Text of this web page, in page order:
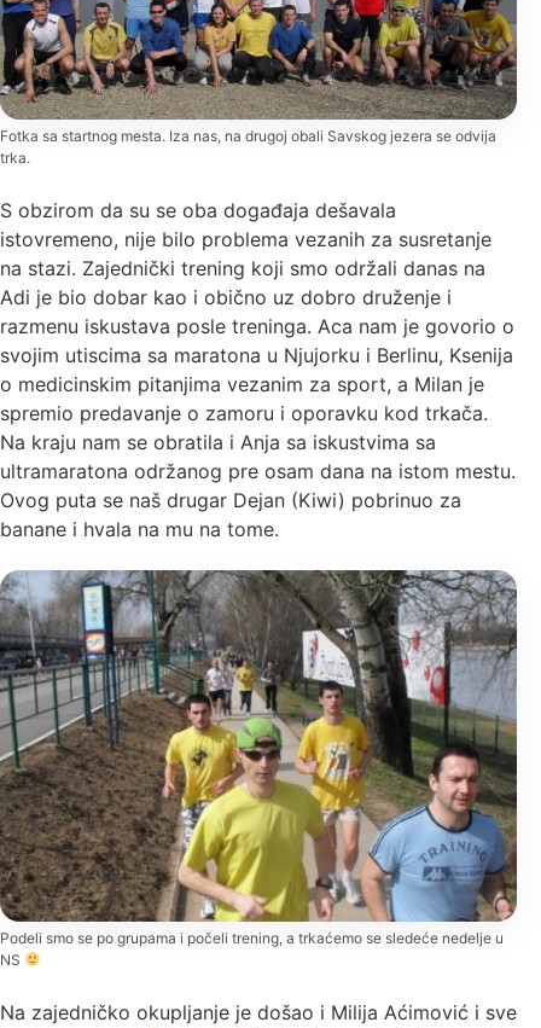
Fotka sa startnog mesta. Iza nas, na drugoj obali Savskog jezera se odvija
trka.
S obzirom da su se oba događaja dešavala
istovremeno, nije bilo problema vezanih za susretanje
na stazi. Zajednički trening koji smo održali danas na
Adi je bio dobar kao i obično uz dobro druženje i
razmenu iskustava posle treninga. Aca nam je govorio o
svojim utiscima sa maratona u Njujorku i Berlinu, Ksenija
o medicinskim pitanjima vezanim za sport, a Milan je
spremio predavanje o zamoru i oporavku kod trkača.
Na kraju nam se obratila i Anja sa iskustvima sa
ultramaratona održanog pre osam dana na istom mestu.
Ovog puta se naš drugar Dejan (Kiwi) pobrinuo za
banane i hvala na mu na tome.
Podeli smo se po grupama i počeli trening, a trkaćemo se sledeće nedelje u
NS
Na zajedničko okupljanje je došao i Milija Aćimović i sve